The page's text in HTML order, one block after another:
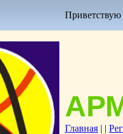
Приветствую
Главная | |